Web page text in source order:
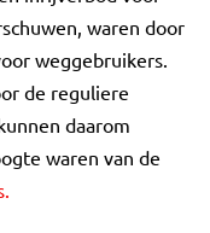
waren door
weggebruikers.
de reguliere
daarom
waren van de